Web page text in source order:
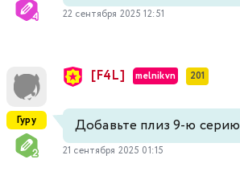
22 сентября 2025 12:51
Гуру
[F4L] melnikvn 201
Добавьте плиз 9-ю серию
21 сентября 2025 01:15